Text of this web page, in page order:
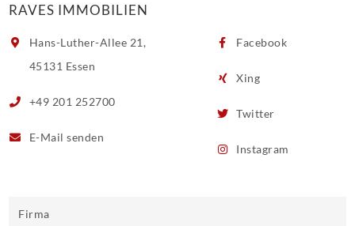
RAVES IMMOBILIEN
Hans-Luther-Allee 21,
45131 Essen
+49 201 252700
E-Mailsenden
Facebook
Xing
Twitter
Instagram
Firma